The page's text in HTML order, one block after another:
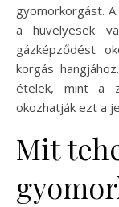
gyomorkorgást.
a hüvelyesek
gázképződést
korgás
ételek, mint a
okozhatják ezt a
Mit